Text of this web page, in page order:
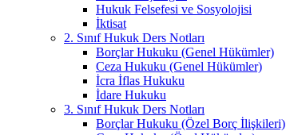
Hukuk Felsefesi ve Sosyolojisi
İktisat
2. Sınıf Hukuk Ders Notları
Borçlar Hukuku (Genel Hükümler)
Ceza Hukuku (Genel Hükümler)
İcra İflas Hukuku
İdare Hukuku
3. Sınıf Hukuk Ders Notları
Borçlar Hukuku (Özel Borç İlişkileri)